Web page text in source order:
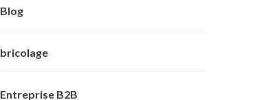
Blog
bricolage
Entreprise B2B